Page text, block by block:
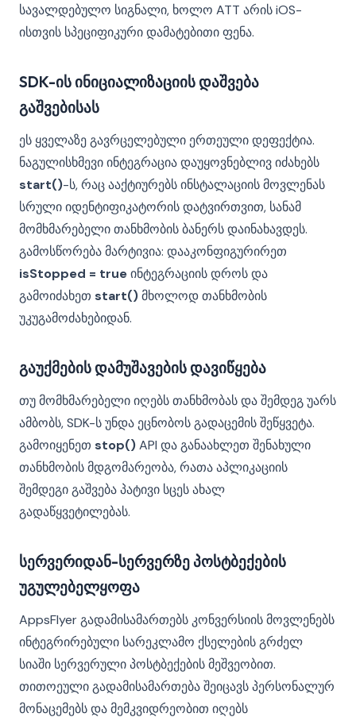
სავალდებულო სიგნალი, ხოლო ATT არის iOS-
ისთვის სპეციფიკური დამატებითი ფენა.
SDK-ის ინიციალიზაციის დაშვება
გაშვებისას
ეს ყველაზე გავრცელებული ერთეული დეფექტია.
ნაგულისხმევი ინტეგრაცია დაუყოვნებლივ იძახებს
start()-ს, რაც ააქტიურებს ინსტალაციის მოვლენას
სრული იდენტიფიკატორის დატვირთვით, სანამ
მომხმარებელი თანხმობის ბანერს დაინახავდეს.
გამოსწორება მარტივია: დააკონფიგურირეთ
isStopped = trueინტეგრაციის დროს და
გამოიძახეთ start()მხოლოდ თანხმობის
უკუგამოძახებიდან.
გაუქმების დამუშავების დავიწყება
თუ მომხმარებელი იღებს თანხმობას და შემდეგ უარს
ამბობს, SDK-ს უნდა ეცნობოს გადაცემის შეწყვეტა.
გამოიყენეთ stop()API და განაახლეთ შენახული
თანხმობის მდგომარეობა, რათა აპლიკაციის
შემდეგი გაშვება პატივი სცეს ახალ
გადაწყვეტილებას.
სერვერიდან-სერვერზე პოსტბექების
უგულებელყოფა
AppsFlyer გადამისამართებს კონვერსიის მოვლენებს
ინტეგრირებული სარეკლამო ქსელების გრძელ
სიაში სერვერული პოსტბექების მეშვეობით.
თითოეული გადამისამართება შეიცავს პერსონალურ
მონაცემებს და მემკვიდრეობით იღებს